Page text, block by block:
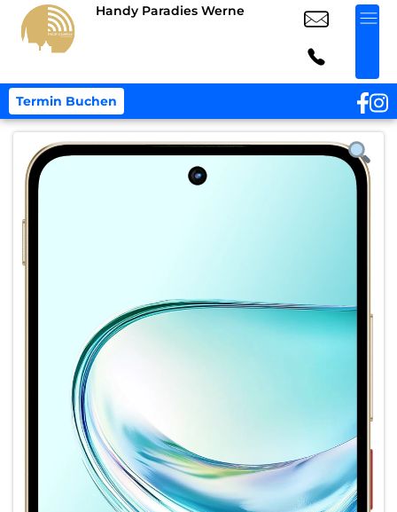
Handy Paradies Werne
Termin Buchen